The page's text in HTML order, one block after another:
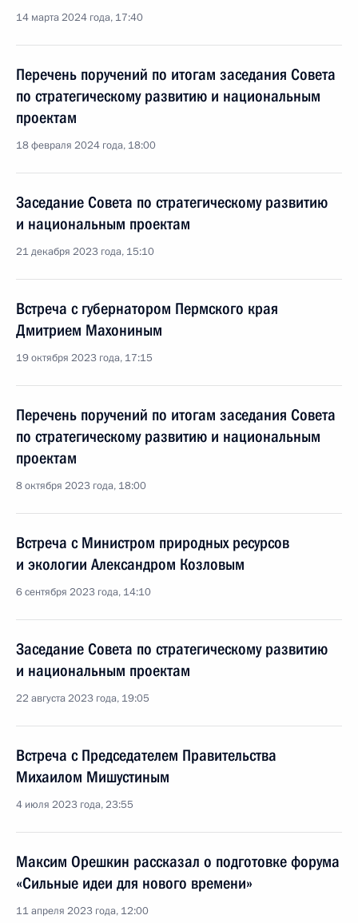
14 марта 2024 года, 17:40
Перечень поручений по итогам заседания Совета
по стратегическому развитию и национальным
проектам
18 февраля 2024 года, 18:00
Заседание Совета по стратегическому развитию
и национальным проектам
21 декабря 2023 года, 15:10
Встреча с губернатором Пермского края
Дмитрием Махониным
19 октября 2023 года, 17:15
Перечень поручений по итогам заседания Совета
по стратегическому развитию и национальным
проектам
8 октября 2023 года, 18:00
Встреча с Министром природных ресурсов
и экологии Александром Козловым
6 сентября 2023 года, 14:10
Заседание Совета по стратегическому развитию
и национальным проектам
22 августа 2023 года, 19:05
Встреча с Председателем Правительства
Михаилом Мишустиным
4 июля 2023 года, 23:55
Максим Орешкин рассказал о подготовке форума
«Сильные идеи для нового времени»
11 апреля 2023 года, 12:00